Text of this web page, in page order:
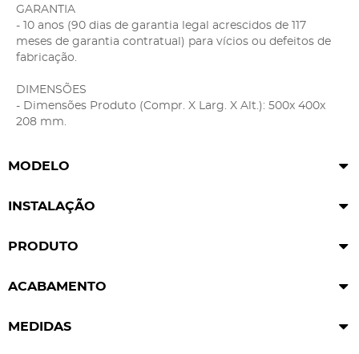
GARANTIA
- 10 anos (90 dias de garantia legal acrescidos de 117
meses de garantia contratual) para vícios ou defeitos de
fabricação.
DIMENSÕES
- Dimensões Produto (Compr. X Larg. X Alt.): 500x 400x
208 mm.
MODELO
INSTALAÇÃO
PRODUTO
ACABAMENTO
MEDIDAS